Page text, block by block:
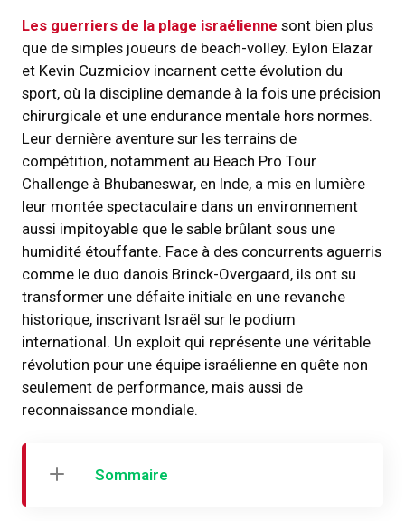
Les guerriers de la plage israélienne sont bien plus
que de simples joueurs de beach-volley. Eylon Elazar
et Kevin Cuzmiciov incarnent cette évolution du
sport, où la discipline demande à la fois une précision
chirurgicale et une endurance mentale hors normes.
Leur dernière aventure sur les terrains de
compétition, notamment au Beach Pro Tour
Challenge à Bhubaneswar, en Inde, a mis en lumière
leur montée spectaculaire dans un environnement
aussi impitoyable que le sable brûlant sous une
humidité étouffante. Face à des concurrents aguerris
comme le duo danois Brinck-Overgaard, ils ont su
transformer une défaite initiale en une revanche
historique, inscrivant Israël sur le podium
international. Un exploit qui représente une véritable
révolution pour une équipe israélienne en quête non
seulement de performance, mais aussi de
reconnaissance mondiale.
Sommaire